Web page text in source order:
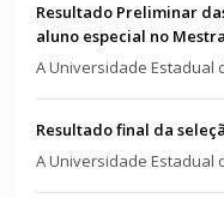
Resultado Preliminar
aluno especial no
A Universidade Estadual
Resultado final da
A Universidade Estadual